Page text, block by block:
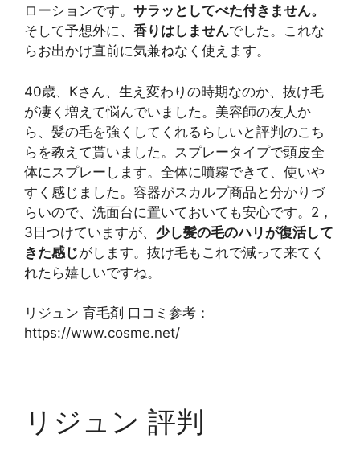
ローションです。 サラッとしてべた付きません。
そして予想外に、 香りはしませんでした。これな
らお出かけ直前に気兼ねなく使えます。
40歳、Kさん、生え変わりの時期なのか、抜け毛
が凄く増えて悩んでいました。美容師の友人か
ら、髪の毛を強くしてくれるらしいと評判のこち
らを教えて貰いました。スプレータイプで頭皮全
体にスプレーします。全体に噴霧できて、使いや
すく感じました。容器がスカルプ商品と分かりづ
らいので、洗面台に置いておいても安心です。2，
3日つけていますが、 少し髪の毛のハリが復活して
きた感じがします。抜け毛もこれで減って来てく
れたら嬉しいですね。
リジュン 育毛剤 口コミ参考：
https://www.cosme.net/
リジュン 評判